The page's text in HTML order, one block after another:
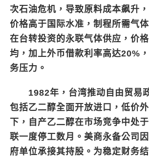
次石油危机，导致原料成本飙升
价格高于国际水准，制程所需气
在台转投资的永联气体供应，价
均，加上外币借款利率高达20%
务压力。
1982年，台湾推动自由贸易
包括乙二醇全面开放进口，低价
下，自产乙二醇在市场竞争中处
联一度停工数月。美商永备公司
府单位承接其持股。为稳定财务